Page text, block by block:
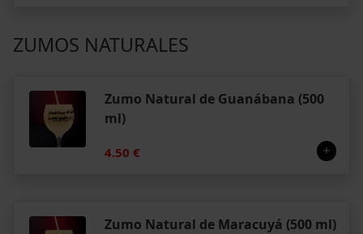
ZUMOS NATURALES
Zumo Natural de Guanábana (500
ml)
4.50 €
Zumo Natural de Maracuyá (500 ml)